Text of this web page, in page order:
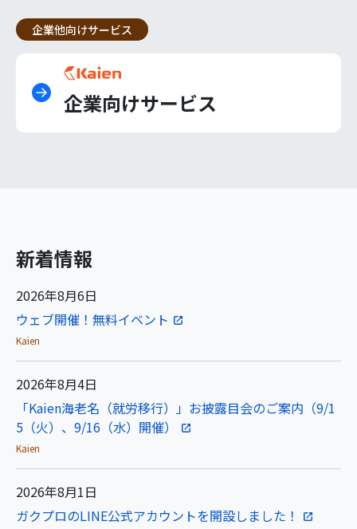
企業他向けサービス
企業向けサービス
新着情報
2026年8月6日
ウェブ開催！無料イベント
Kaien
2026年8月4日
「Kaien海老名（就労移行）」お披露目会のご案内（9/1
5（火）、9/16（水）開催）
Kaien
2026年8月1日
ガクプロのLINE公式アカウントを開設しました！